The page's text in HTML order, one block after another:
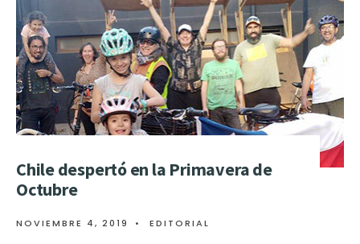
Chile despertó en la Primavera de
Octubre
NOVIEMBRE 4, 2019 • EDITORIAL